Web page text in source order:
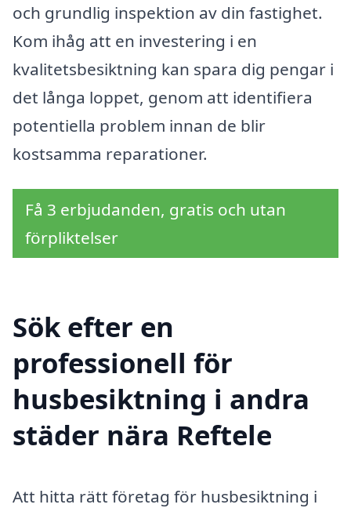
och grundlig inspektion av din fastighet.
Kom ihåg att en investering i en
kvalitetsbesiktning kan spara dig pengar i
det långa loppet, genom att identifiera
potentiella problem innan de blir
kostsamma reparationer.
Få 3 erbjudanden, gratis och utan
förpliktelser
Sök efter en
professionell för
husbesiktning i andra
städer nära Reftele
Att hitta rätt företag för husbesiktning i